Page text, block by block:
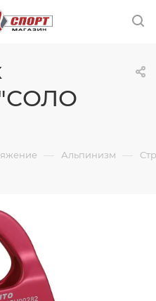
— Альпинизм —